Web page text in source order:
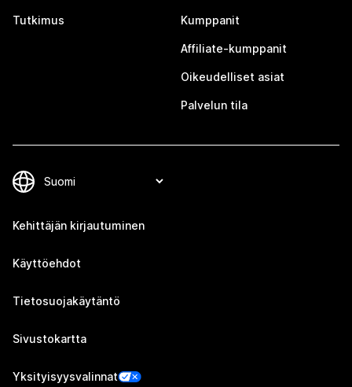
Tutkimus Kumppanit
Affiliate-kumppanit
Oikeudelliset asiat
Palvelun tila
Kehittäjän kirjautuminen
Käyttöehdot
Tietosuojakäytäntö
Sivustokartta
Yksityisyysvalinnat